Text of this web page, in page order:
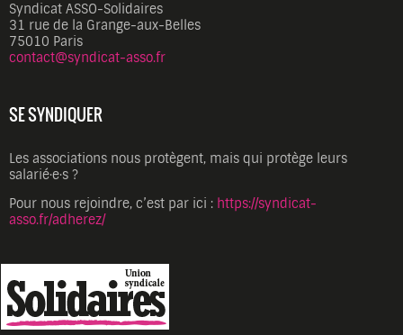
Syndicat ASSO-Solidaires
31 rue de la Grange-aux-Belles
75010 Paris
contact@syndicat-asso.fr
SE SYNDIQUER
Les associations nous protègent, mais qui protège leurs
salarié·e·s ?
Pour nous rejoindre, c’est par ici : https://syndicat-
asso.fr/adherez/